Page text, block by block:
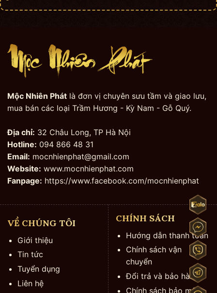
Mộc Nhiên Phát là đơn vị chuyên sưu tầm và giao lưu,
mua bán các loại Trầm Hương - Kỳ Nam - Gỗ Quý.
Địa chỉ: 32 Châu Long, TP Hà Nội
Hotline: 094 866 48 31
Email: mocnhienphat@gmail.com
Website: www.mocnhienphat.com
Fanpage: https://www.facebook.com/mocnhienphat
VỀ CHÚNG TÔI
Giới thiệu
Tin tức
Tuyển dụng
Liên hệ
CHÍNH SÁCH
Hướng dẫn thanh toán
Chính sách vận
chuyển
Đổi trả và bảo hành
Chính sách bảo mật